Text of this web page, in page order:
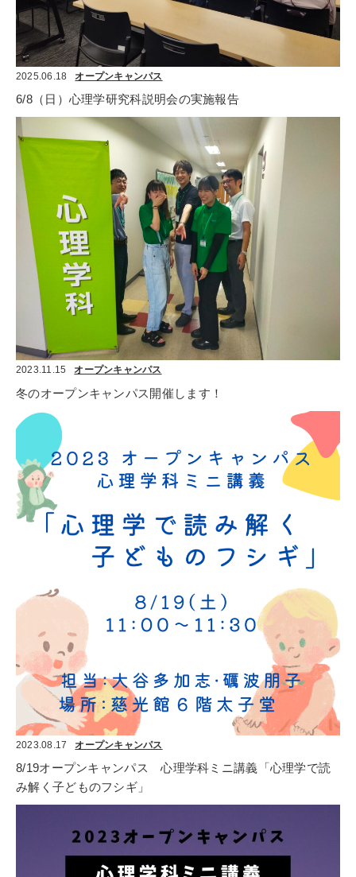
2025.06.18 オープンキャンパス
6/8（日）心理学研究科説明会の実施報告
2023.11.15 オープンキャンパス
冬のオープンキャンパス開催します！
2023.08.17 オープンキャンパス
8/19オープンキャンパス　心理学科ミニ講義「心理学で読
み解く子どものフシギ」